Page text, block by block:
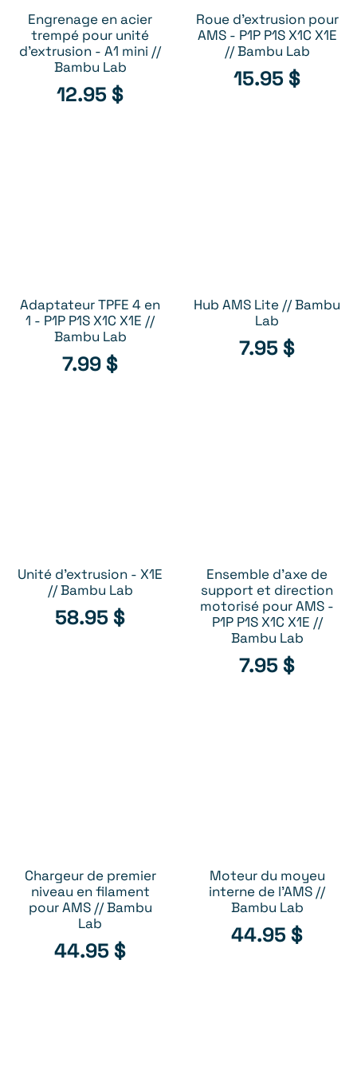
AJOUTER AU PANIER
Engrenage en acier
trempé pour unité
d'extrusion - A1 mini //
Bambu Lab
12.95$
AJOUTER AU PANIER
Roue d'extrusion pour
AMS - P1P P1S X1C X1E
// Bambu Lab
15.95$
AJOUTER AU PANIER
Adaptateur TPFE 4 en
1 - P1P P1S X1C X1E //
Bambu Lab
7.99$
AJOUTER AU PANIER
Hub AMS Lite // Bambu
Lab
7.95$
AJOUTER AU PANIER
Unité d'extrusion - X1E
// Bambu Lab
58.95$
AJOUTER AU PANIER
Ensemble d'axe de
support et direction
motorisé pour AMS -
P1P P1S X1C X1E //
Bambu Lab
7.95$
AJOUTER AU PANIER
Chargeur de premier
niveau en filament
pour AMS // Bambu
Lab
44.95$
AJOUTER AU PANIER
Moteur du moyeu
interne de l'AMS //
Bambu Lab
44.95$